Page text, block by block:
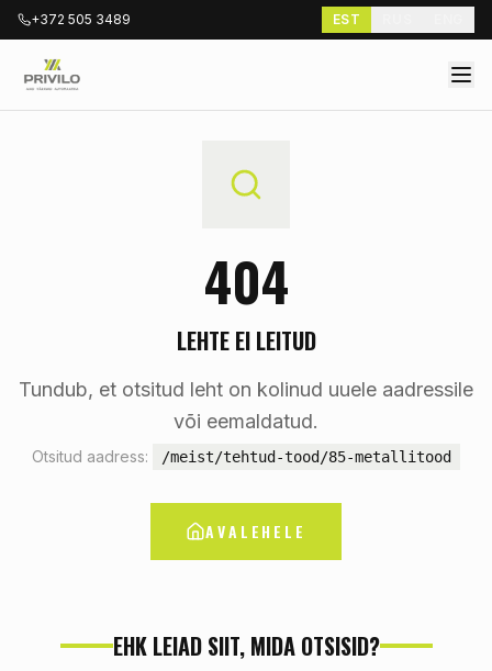
+372 505 3489 EST
404
LEHTE EI LEITUD
Tundub, et otsitud leht on kolinud uuele aadressile
või eemaldatud.
Otsitud aadress: /meist/tehtud-tood/85-metallitood
AVALEHELE
EHK LEIAD SIIT, MIDA OTSISID?